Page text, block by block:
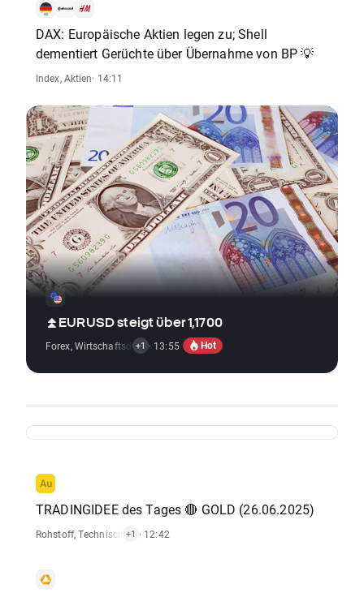
DAX: Europäische Aktien legen zu; Shell
dementiert Gerüchte über Übernahme von BP 💡
Index,Aktien· 14:11
⏫EURUSD steigt über 1,1700
Forex,Wirtschaftsdaten
+1 · 13:55 Hot
TRADINGIDEE des Tages 🔴 GOLD (26.06.2025)
Rohstoff,Technische Analysen
+1 · 12:42